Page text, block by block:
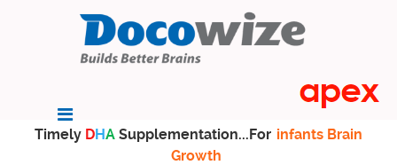
Timely DHA Supplementation...For infants Brain
Growth